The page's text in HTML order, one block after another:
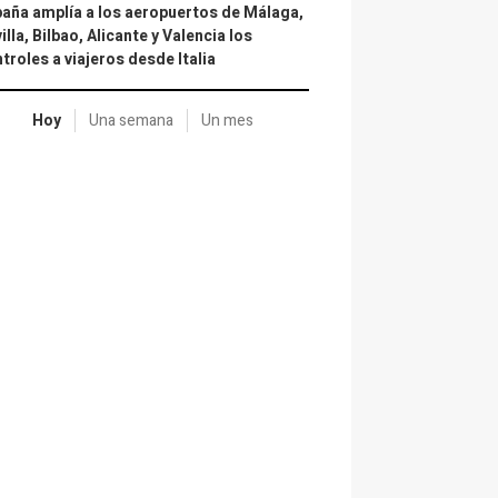
amplía a los aeropuertos de Málaga,
Bilbao, Alicante y Valencia los
a viajeros desde Italia
Hoy Una semana Un mes